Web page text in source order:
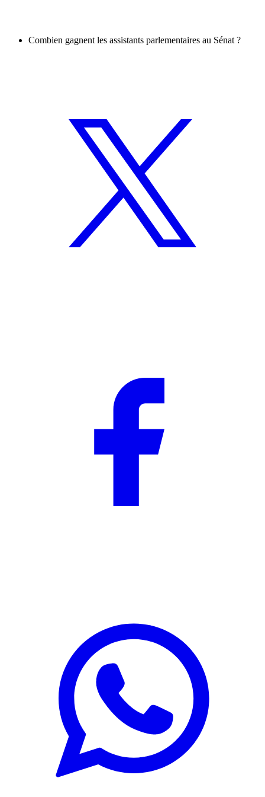
Combien gagnent les assistants parlementaires au Sénat ?